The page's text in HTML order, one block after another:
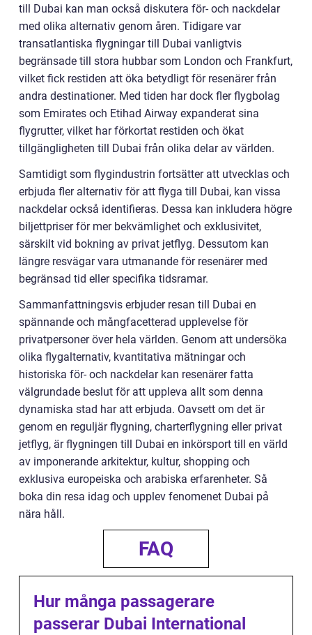
till Dubai kan man också diskutera för- och nackdelar
med olika alternativ genom åren. Tidigare var
transatlantiska flygningar till Dubai vanligtvis
begränsade till stora hubbar som London och Frankfurt,
vilket fick restiden att öka betydligt för resenärer från
andra destinationer. Med tiden har dock fler flygbolag
som Emirates och Etihad Airway expanderat sina
flygrutter, vilket har förkortat restiden och ökat
tillgängligheten till Dubai från olika delar av världen.
Samtidigt som flygindustrin fortsätter att utvecklas och
erbjuda fler alternativ för att flyga till Dubai, kan vissa
nackdelar också identifieras. Dessa kan inkludera högre
biljettpriser för mer bekvämlighet och exklusivitet,
särskilt vid bokning av privat jetflyg. Dessutom kan
längre resvägar vara utmanande för resenärer med
begränsad tid eller specifika tidsramar.
Sammanfattningsvis erbjuder resan till Dubai en
spännande och mångfacetterad upplevelse för
privatpersoner över hela världen. Genom att undersöka
olika flygalternativ, kvantitativa mätningar och
historiska för- och nackdelar kan resenärer fatta
välgrundade beslut för att uppleva allt som denna
dynamiska stad har att erbjuda. Oavsett om det är
genom en reguljär flygning, charterflygning eller privat
jetflyg, är flygningen till Dubai en inkörsport till en värld
av imponerande arkitektur, kultur, shopping och
exklusiva europeiska och arabiska erfarenheter. Så
boka din resa idag och upplev fenomenet Dubai på
nära håll.
FAQ
Hur många passagerare
passerar Dubai International